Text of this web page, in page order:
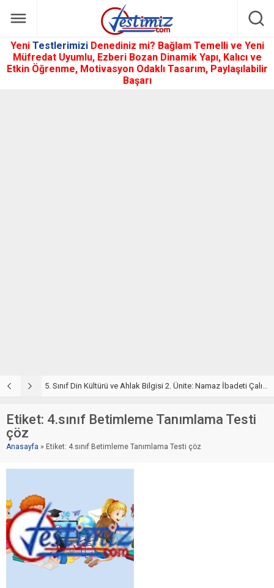
Yeni Testlerimizi Denediniz mi? Bağlam Temelli ve Yeni
Müfredat Uyumlu, Ezberi Bozan Dinamik Yapı, Kalıcı ve
Etkin Öğrenme, Motivasyon Odaklı Tasarım, Paylaşılabilir
Başarı
5. Sınıf Namaz İbadeti Ünite Testi – Online Çöz
Etiket: 4.sınıf Betimleme Tanımlama Testi
çöz
Anasayfa » Etiket: 4.sınıf Betimleme Tanımlama Testi çöz